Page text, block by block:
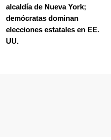
alcaldía de Nueva York;
demócratas dominan
elecciones estatales en EE.
UU.